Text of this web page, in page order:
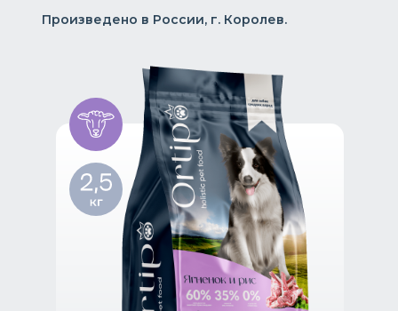
Произведено в России, г. Королев.